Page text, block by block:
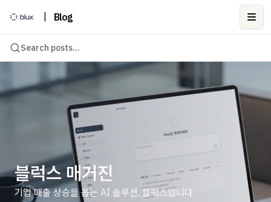
Blog
Search posts...
블럭스 매거진
기업 매출 상승을 돕는 AI 솔루션, 블럭스입니다.